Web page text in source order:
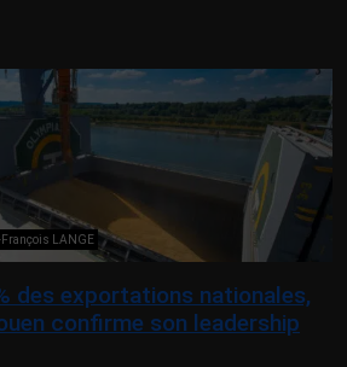
LANGE
des exportations nationales,
confirme son leadership